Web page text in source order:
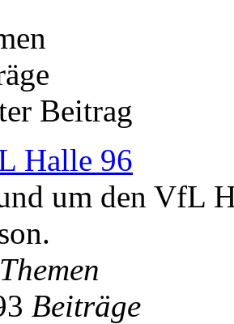
Beitrag
Halle 96
um den VfL
Themen
Beiträge